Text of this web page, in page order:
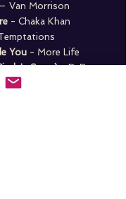
– Van Morrison
- Chaka Khan
You - More Life
Song) - BeBe